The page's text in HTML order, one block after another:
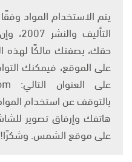
حقك، بصفتك مالكًا لهذه
على الموقع، فيمكنك
بالتوقف عن استخدام
هاتفك وإرفاق تصوير
على موقع الشمس. وشكرًا!